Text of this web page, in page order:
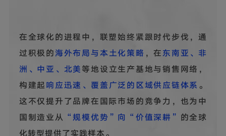
在全球化的进程中，联塑始终紧跟时代步伐，通
过积极的海外布局与本土化策略 ，在东南亚、非
洲、中亚、北美等地设立生产基地与销售网络，
构建起响应迅速、覆盖广泛的区域供应链体系 。
这不仅提升了品牌在国际市场的竞争力，也为中
国制造业从 “规模优势”向“价值深耕” 的全球
化转型提供了实践样本。